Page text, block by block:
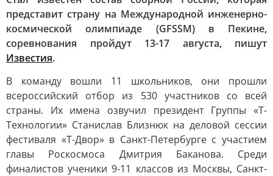
представит страну на Международной инженерно-
космической олимпиаде (GFSSM) в Пекине,
соревнования пройдут 13-17 августа, пишут
Известия.
В команду вошли 11 школьников, они прошли
всероссийский отбор из 530 участников со всей
страны. Их имена озвучил президент Группы «Т-
Технологии» Станислав Близнюк на деловой сессии
фестиваля «Т-Двор» в Санкт-Петербурге с участием
главы Роскосмоса Дмитрия Баканова. Среди
финалистов ученики 9-11 классов из Москвы, Санкт-